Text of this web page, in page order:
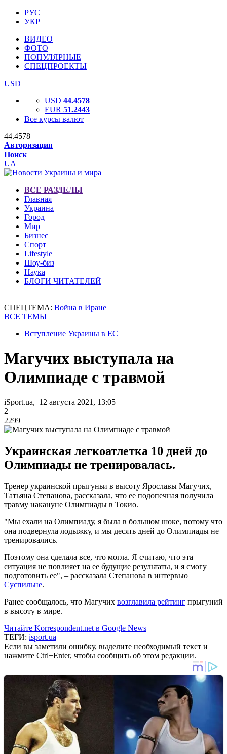
РУС
УКР
ВИДЕО
ФОТО
ПОПУЛЯРНЫЕ
СПЕЦПРОЕКТЫ
USD
USD 44.4578
EUR 51.2443
Все курсы валют
44.4578
Авторизация
Поиск
UA
ВСЕ РАЗДЕЛЫ
Главная
Украина
Город
Мир
Бизнес
Спорт
Lifestyle
Шоу-биз
Наука
БЛОГИ ЧИТАТЕЛЕЙ
СПЕЦТЕМА: Война в Иране
ВСЕ ТЕМЫ
Вступление Украины в ЕС
Магучих выступала на
Олимпиаде с травмой
iSport.ua, 12 августа 2021, 13:05
2
2299
Украинская легкоатлетка 10 дней до
Олимпиады не тренировалась.
Тренер украинской прыгуньи в высоту Ярославы Магучих,
Татьяна Степанова, рассказала, что ее подопечная получила
травму накануне Олимпиады в Токио.
"Мы ехали на Олимпиаду, я была в большом шоке, потому что
она подвернула лодыжку, и мы десять дней до Олимпиады не
тренировались.
Поэтому она сделала все, что могла. Я считаю, что эта
ситуация не повлияет на ее будущие результаты, и я смогу
подготовить ее", – рассказала Степанова в интервью
Суспильне.
Ранее сообщалось, что Магучих возглавила рейтинг прыгуний
в высоту в мире.
Читайте Korrespondent.net в Google News
ТЕГИ: isport.ua
Если вы заметили ошибку, выделите необходимый текст и
нажмите Ctrl+Enter, чтобы сообщить об этом редакции.